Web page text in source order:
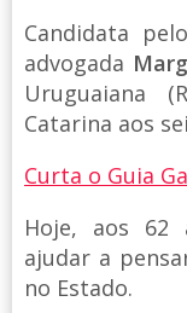
Candidata
advogada
Uruguaiana
Catarina aos
Curta o Guia
Hoje, aos 62
ajudar a
no Estado.